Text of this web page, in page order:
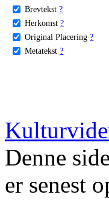
Brevtekst ?
Herkomst ?
Original Placering ?
Metatekst ?
Denne
er senest